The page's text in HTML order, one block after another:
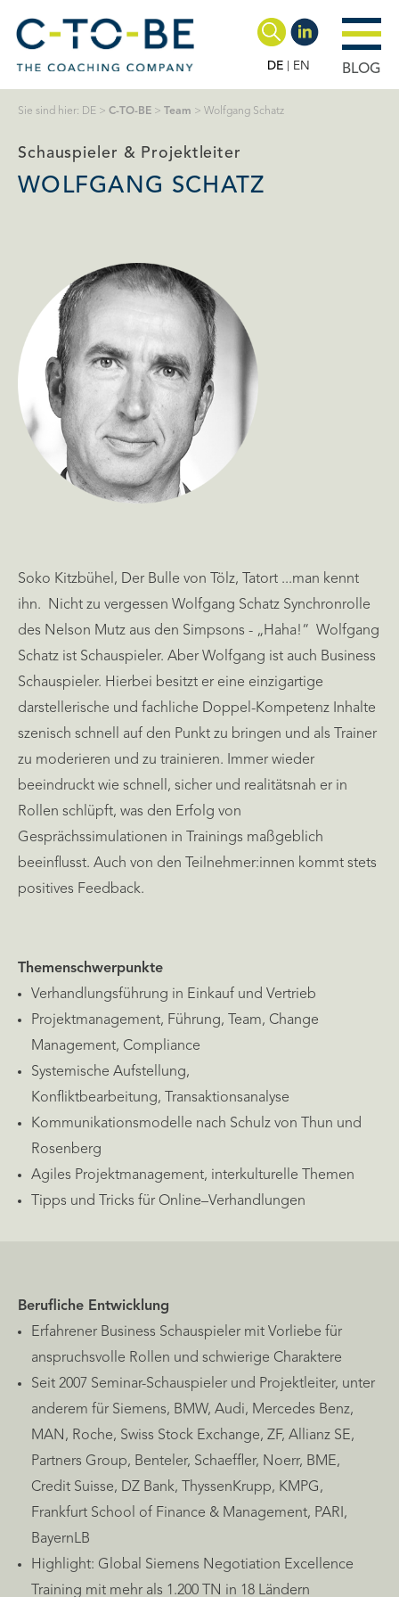
DE EN BLOG
Sie sind hier: DE > C-TO-BE > Team > Wolfgang Schatz
Schauspieler & Projektleiter
WOLFGANG SCHATZ
Soko Kitzbühel, Der Bulle von Tölz, Tatort ...man kennt
ihn. Nicht zu vergessen Wolfgang Schatz Synchronrolle
des Nelson Mutz aus den Simpsons - „Haha!“ Wolfgang
Schatz ist Schauspieler. Aber Wolfgang ist auch Business
Schauspieler. Hierbei besitzt er eine einzigartige
darstellerische und fachliche Doppel-Kompetenz Inhalte
szenisch schnell auf den Punkt zu bringen und als Trainer
zu moderieren und zu trainieren. Immer wieder
beeindruckt wie schnell, sicher und realitätsnah er in
Rollen schlüpft, was den Erfolg von
Gesprächssimulationen in Trainings maßgeblich
beeinflusst. Auch von den Teilnehmer:innen kommt stets
positives Feedback.
Themenschwerpunkte
Verhandlungsführung in Einkauf und Vertrieb
Projektmanagement, Führung, Team, Change
Management, Compliance
Systemische Aufstellung,
Konfliktbearbeitung, Transaktionsanalyse
Kommunikationsmodelle nach Schulz von Thun und
Rosenberg
Agiles Projektmanagement, interkulturelle Themen
Tipps und Tricks für Online–Verhandlungen
Berufliche Entwicklung
Erfahrener Business Schauspieler mit Vorliebe für
anspruchsvolle Rollen und schwierige Charaktere
Seit 2007 Seminar-Schauspieler und Projektleiter, unter
anderem für Siemens, BMW, Audi, Mercedes Benz,
MAN, Roche, Swiss Stock Exchange, ZF, Allianz SE,
Partners Group, Benteler, Schaeffler, Noerr, BME,
Credit Suisse, DZ Bank, ThyssenKrupp, KMPG,
Frankfurt School of Finance & Management, PARI,
BayernLB
Highlight: Global Siemens Negotiation Excellence
Training mit mehr als 1.200 TN in 18 Ländern